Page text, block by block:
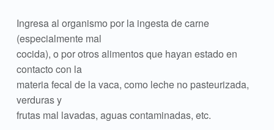
Ingresa al organismo por la ingesta de carne
(especialmente mal
cocida), o por otros alimentos que hayan estado en
contacto con la
materia fecal de la vaca, como leche no pasteurizada,
verduras y
frutas mal lavadas, aguas contaminadas, etc.